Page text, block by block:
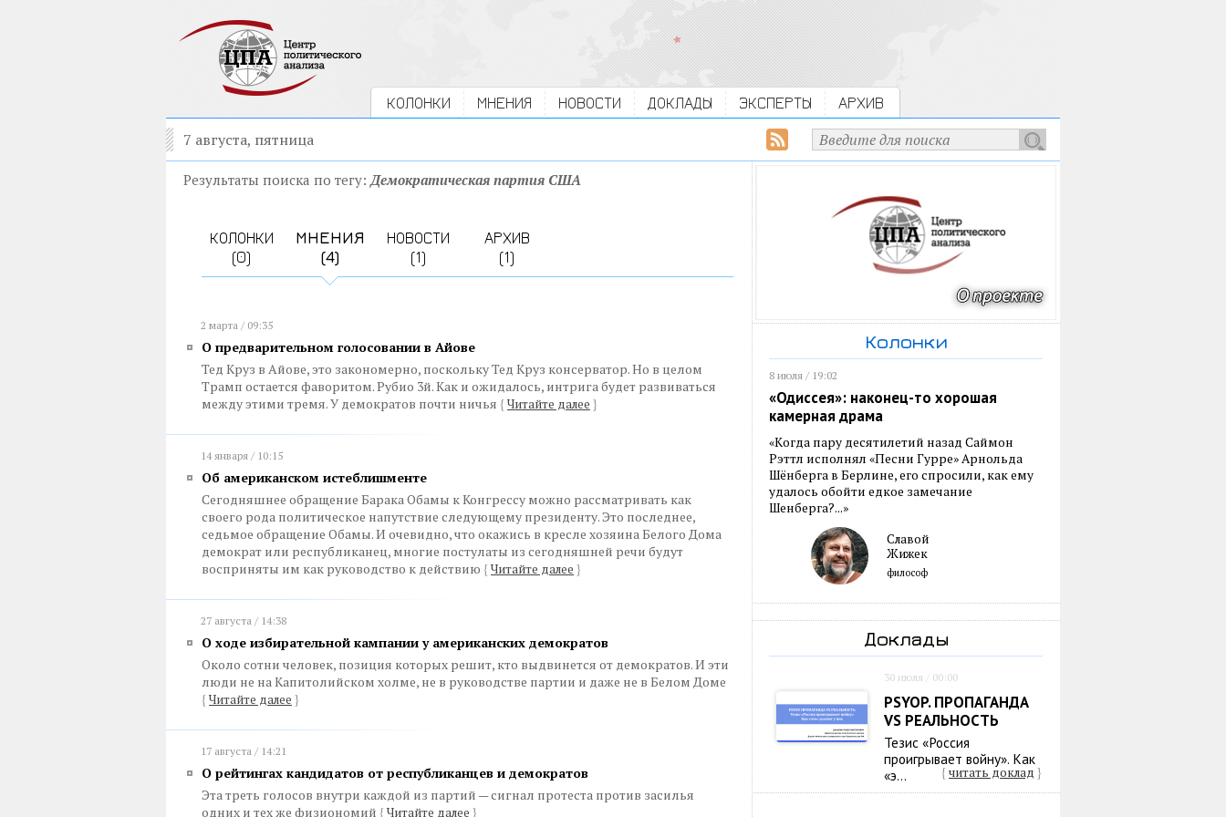
КОЛОНКИ МНЕНИЯ НОВОСТИ ДОКЛАДЫ ЭКСПЕРТЫ АРХИВ
7 августа, пятница
Результаты поиска по тегу:Демократическая партия США
КОЛОНКИ
(0)
МНЕНИЯ
(4)
НОВОСТИ
(1)
АРХИВ
(1)
2 марта / 09:35
О предварительном голосовании в Айове
Тед Круз в Айове, это закономерно, поскольку Тед Круз консерватор. Но в целом
Трамп остается фаворитом. Рубио 3й. Как и ожидалось, интрига будет развиваться
между этими тремя. У демократов почти ничья { Читайте далее }
14 января / 10:15
Об американском истеблишменте
Сегодняшнее обращение Барака Обамы к Конгрессу можно рассматривать как
своего рода политическое напутствие следующему президенту. Это последнее,
седьмое обращение Обамы. И очевидно, что окажись в кресле хозяина Белого Дома
демократ или республиканец, многие постулаты из сегодняшней речи будут
восприняты им как руководство к действию { Читайте далее }
27 августа / 14:38
О ходе избирательной кампании у американских демократов
Около сотни человек, позиция которых решит, кто выдвинется от демократов. И эти
люди не на Капитолийском холме, не в руководстве партии и даже не в Белом Доме
{ Читайте далее }
17 августа / 14:21
О рейтингах кандидатов от республиканцев и демократов
Эта треть голосов внутри каждой из партий — сигнал протеста против засилья
одних и тех же физиономий { Читайте далее }
Колонки
8 июля / 19:02
«Одиссея»: наконец-то хорошая
камерная драма
«Когда пару десятилетий назад Саймон
Рэттл исполнял «Песни Гурре» Арнольда
Шёнберга в Берлине, его спросили, как ему
удалось обойти едкое замечание
Шенберга?...»
Славой
Жижек
философ
Доклады
30 июля / 00:00
PSYOP. ПРОПАГАНДА
VS РЕАЛЬНОСТЬ
Тезис «Россия
проигрывает войну». Как
«э...
{ читать доклад }